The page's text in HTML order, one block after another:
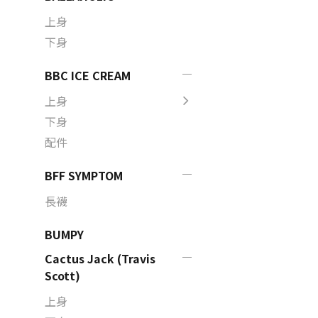
上身
下身
BBC ICE CREAM
上身
下身
配件
BFF SYMPTOM
長襪
BUMPY
Cactus Jack (Travis
Scott)
上身